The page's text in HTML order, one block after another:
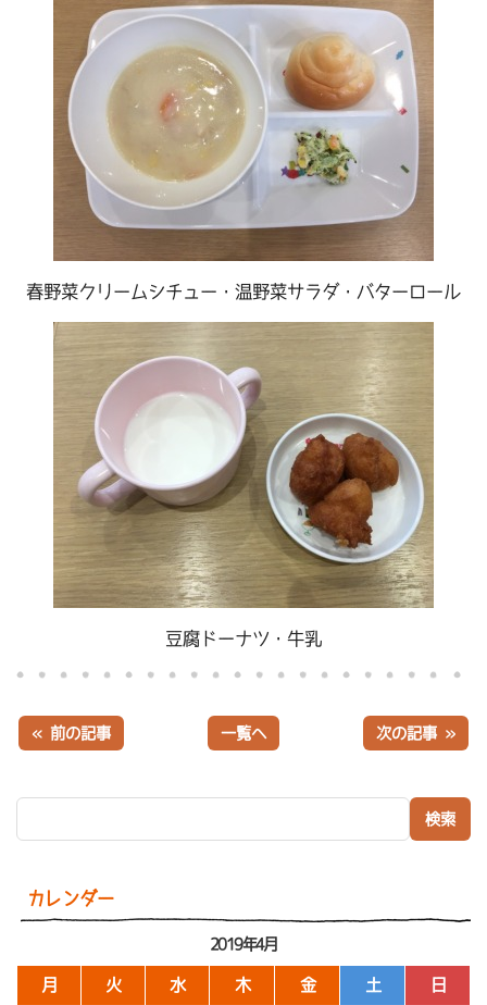
カレンダー
2019年4月
月 火 水 木 金 土 日
春野菜クリームシチュー・温野菜サラダ・バターロール
豆腐ドーナツ・牛乳
« 前の記事 一覧へ 次の記事 »